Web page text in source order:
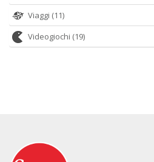
Viaggi (11)
Videogiochi (19)